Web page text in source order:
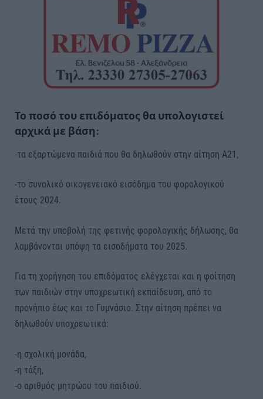
Το ποσό του επιδόματος θα υπολογιστεί
αρχικά με βάση:
-τα εξαρτώμενα παιδιά που θα δηλωθούν στην αίτηση Α21,
-το συνολικό οικογενειακό εισόδημα του φορολογικού
έτους 2024.
Μετά την υποβολή της φετινής φορολογικής δήλωσης, θα
λαμβάνονται υπόψη τα εισοδήματα του 2025.
Για τη χορήγηση του επιδόματος ελέγχεται και η φοίτηση
των παιδιών στην υποχρεωτική εκπαίδευση, από το
προνήπιο έως και το Γυμνάσιο. Στην αίτηση πρέπει να
δηλωθούν υποχρεωτικά:
-η σχολική μονάδα,
-η τάξη,
-ο αριθμός μητρώου του παιδιού.